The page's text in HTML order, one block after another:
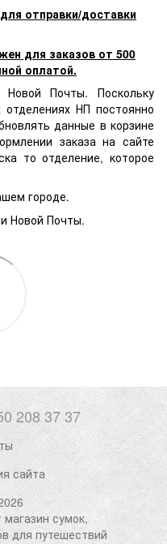
отправки/доставки
для заказов от 500
оплатой.
Почты. Поскольку
НП постоянно
данные в корзине
заказа на сайте
то отделение, которое
городе.
Новой Почты.
208 37 37
сайта
сумок,
для путешествий